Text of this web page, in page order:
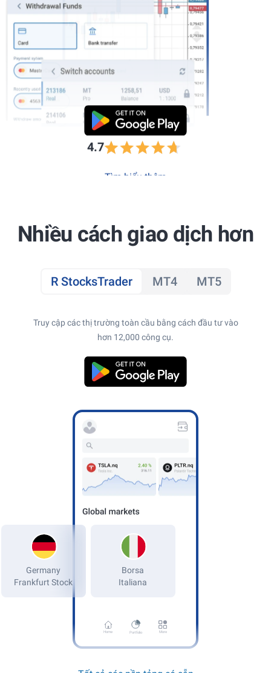
4.7
Tìm hiểu thêm
Nhiều cách giao dịch hơn
R StocksTrader MT4 MT5
Truy cập các thị trường toàn cầu bằng cách đầu tư vào
hơn 12,000 công cụ.
Home Portfolio More
Germany
Frankfurt Stock